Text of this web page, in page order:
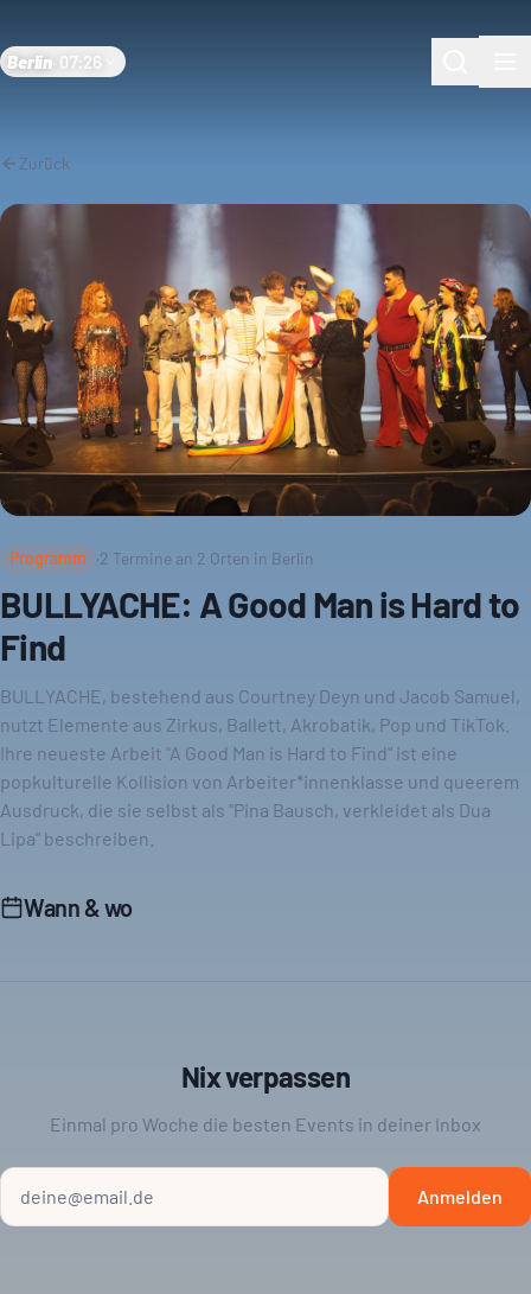
Berlin 07:26
Zurück
Programm ·2 Termine an 2 Orten in Berlin
BULLYACHE: A Good Man is Hard to
Find
BULLYACHE, bestehend aus Courtney Deyn und Jacob Samuel,
nutzt Elemente aus Zirkus, Ballett, Akrobatik, Pop und TikTok.
Ihre neueste Arbeit "A Good Man is Hard to Find" ist eine
popkulturelle Kollision von Arbeiter*innenklasse und queerem
Ausdruck, die sie selbst als "Pina Bausch, verkleidet als Dua
Lipa" beschreiben.
Wann & wo
Nix verpassen
Einmal pro Woche die besten Events in deiner Inbox
Anmelden